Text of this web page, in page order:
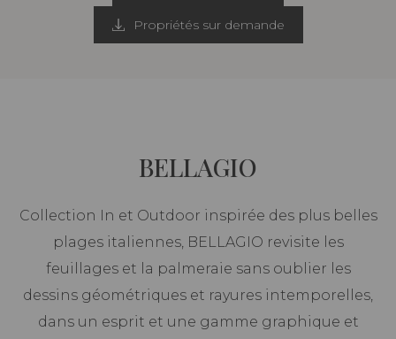
Propriétés sur demande
BELLAGIO
Collection In et Outdoor inspirée des plus belles
plages italiennes, BELLAGIO revisite les
feuillages et la palmeraie sans oublier les
dessins géométriques et rayures intemporelles,
dans un esprit et une gamme graphique et